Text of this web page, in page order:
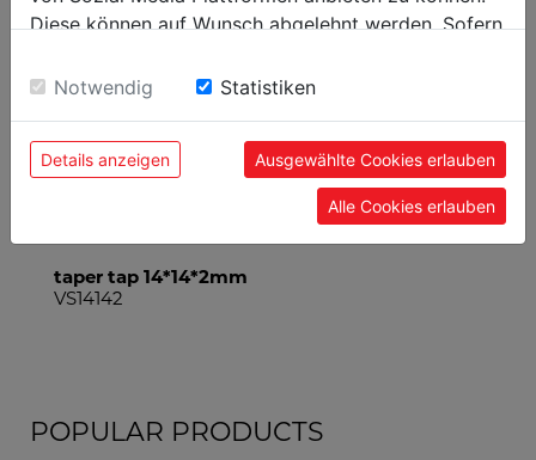
taper tap 14*14*2mm
VS14142
POPULAR PRODUCTS
Diese können auf Wunsch abgelehnt werden. Sofern
Einwilligung zu unseren Cookies.
Notwendig Statistiken
Details anzeigen Ausgewählte Cookies erlauben
Alle Cookies erlauben